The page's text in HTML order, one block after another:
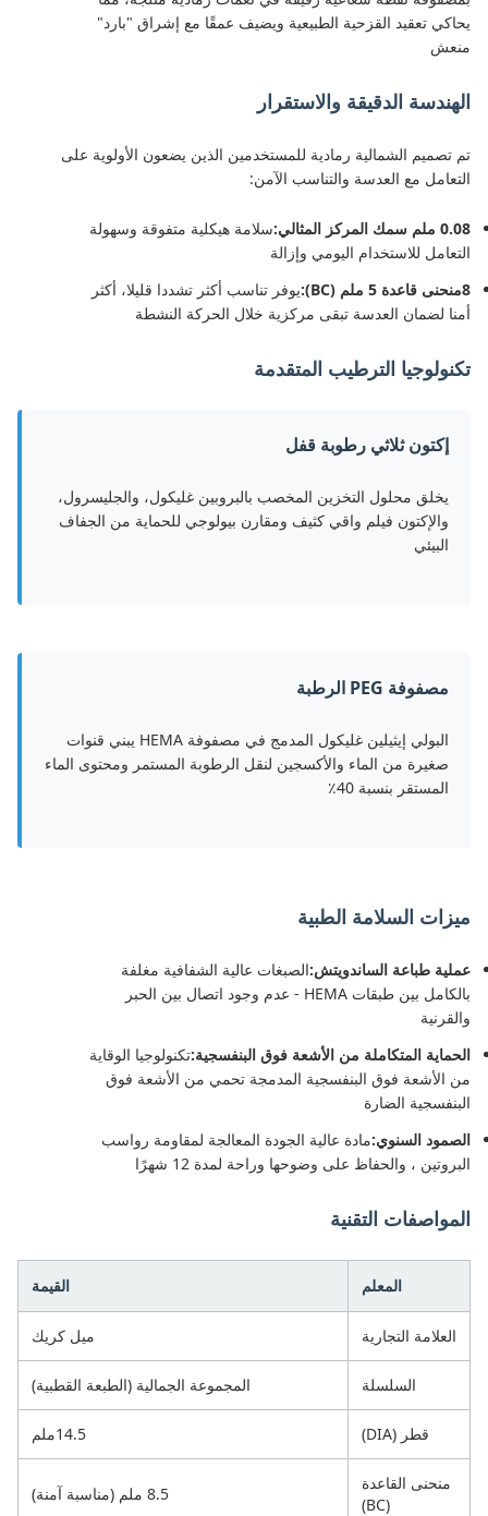
يحاكي تعقيد القزحية الطبيعية ويضيف عمقًا مع إشراق "بارد"
منعش
الهندسة الدقيقة والاستقرار
تم تصميم الشمالية رمادية للمستخدمين الذين يضعون الأولوية على
التعامل مع العدسة والتناسب الآمن:
0.08 ملم سمك المركز المثالي:
سلامة هيكلية متفوقة وسهولة
التعامل للاستخدام اليومي وإزالة
8منحنى قاعدة 5 ملم (BC):
يوفر تناسب أكثر تشددا قليلا، أكثر
أمنا لضمان العدسة تبقى مركزية خلال الحركة النشطة
تكنولوجيا الترطيب المتقدمة
إكتون ثلاثي رطوبة قفل
يخلق محلول التخزين المخصب بالبروبين غليكول، والجليسرول،
والإكتون فيلم واقي كثيف ومقارن بيولوجي للحماية من الجفاف
البيئي
مصفوفة PEG الرطبة
البولي إيثيلين غليكول المدمج في مصفوفة HEMA يبني قنوات
صغيرة من الماء والأكسجين لنقل الرطوبة المستمر ومحتوى الماء
المستقر بنسبة 40٪
ميزات السلامة الطبية
عملية طباعة الساندويتش:الصبغات عالية الشفافية مغلفة
بالكامل بين طبقات HEMA - عدم وجود اتصال بين الحبر
والقرنية
الحماية المتكاملة من الأشعة فوق البنفسجية:تكنولوجيا الوقاية
من الأشعة فوق البنفسجية المدمجة تحمي من الأشعة فوق
البنفسجية الضارة
الصمود السنوي:مادة عالية الجودة المعالجة لمقاومة رواسب
البروتين ، والحفاظ على وضوحها وراحة لمدة 12 شهرًا
المواصفات التقنية
المعلم القيمة
العلامة التجارية ميل كريك
السلسلة المجموعة الجمالية (الطبعة القطبية)
قطر (DIA) 14.5ملم
منحنى القاعدة
(BC)
8.5 ملم (مناسبة آمنة)